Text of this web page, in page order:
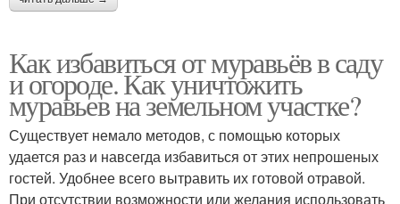
Как избавиться от муравьёв в саду
и огороде. Как уничтожить
муравьев на земельном участке?
Существует немало методов, с помощью которых
удается раз и навсегда избавиться от этих непрошеных
гостей. Удобнее всего вытравить их готовой отравой.
При отсутствии возможности или желания использовать